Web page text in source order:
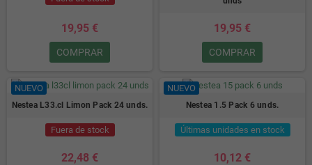
19,95 €
COMPRAR
19,95 €
COMPRAR
NUEVO
Nestea L33.cl Limon Pack 24 unds.
Fuera de stock
22,48 €
NUEVO
Nestea 1.5 Pack 6 unds.
Últimas unidades en stock
10,12 €